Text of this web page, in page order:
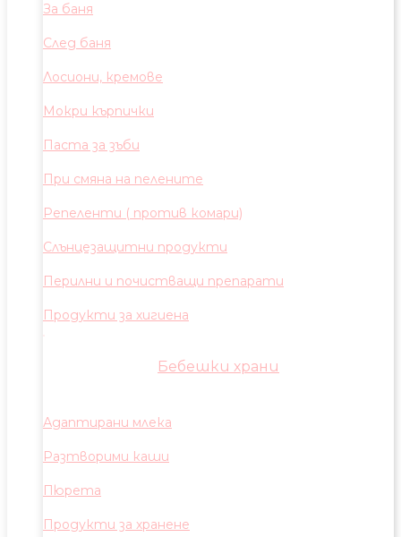
За баня
След баня
Лосиони, кремове
Мокри кърпички
Паста за зъби
При смяна на пелените
Репеленти ( против комари)
Слънцезащитни продукти
Перилни и почистващи препарати
Продукти за хигиена
Бебешки храни
Адаптирани млека
Разтворими каши
Пюрета
Продукти за хранене